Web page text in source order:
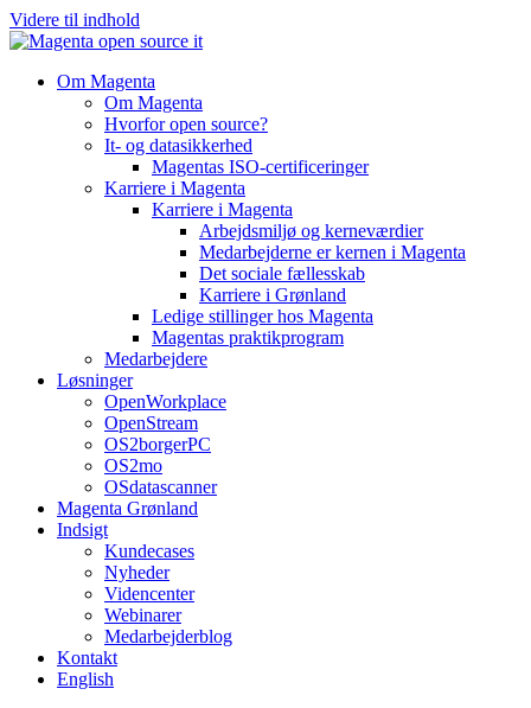
Videre til indhold
Om Magenta
Om Magenta
Hvorfor open source?
It- og datasikkerhed
Magentas ISO-certificeringer
Karriere i Magenta
Karriere i Magenta
Arbejdsmiljø og kerneværdier
Medarbejderne er kernen i Magenta
Det sociale fællesskab
Karriere i Grønland
Ledige stillinger hos Magenta​
Magentas praktikprogram
Medarbejdere
Løsninger
OpenWorkplace
OpenStream
OS2borgerPC
OS2mo
OSdatascanner
Magenta Grønland
Indsigt
Kundecases
Nyheder
Videncenter
Webinarer
Medarbejderblog
Kontakt
English